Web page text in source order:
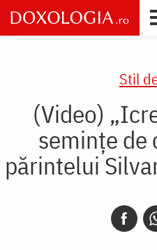
Skip
to
main
Stil
(Video)
semințe de
părintelui